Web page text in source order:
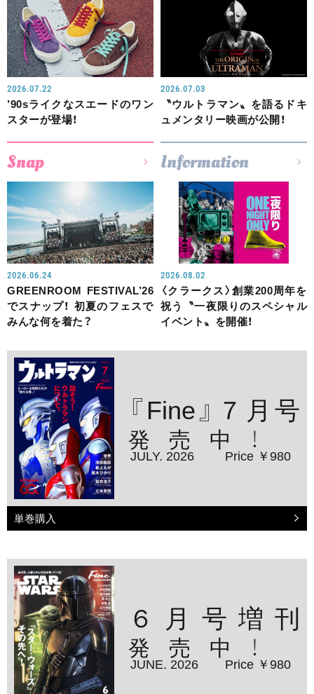
2026.07.22
’90sライクなスエードのワン
スターが登場！
2026.07.03
〝ウルトラマン〟を語るドキ
ュメンタリー映画が公開！
Snap
2026.06.24
GREENROOM FESTIVAL’26
でスナップ！ 初夏のフェスで
みんな何を着た？
Information
2026.08.02
〈クラークス〉創業200周年を
祝う〝一夜限りのスペシャル
イベント〟を開催！
『Fine』７月号
発売中！
JULY. 2026 Price ￥980
単巻購入
６月号増刊
発売中！
JUNE. 2026 Price ￥980